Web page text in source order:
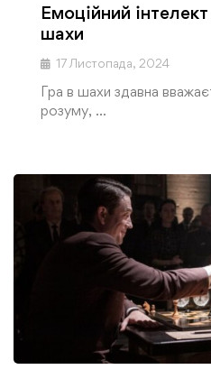
Емоційний
шахи
17 Листопада, 2024
Гра в шахи здавна
розуму, …